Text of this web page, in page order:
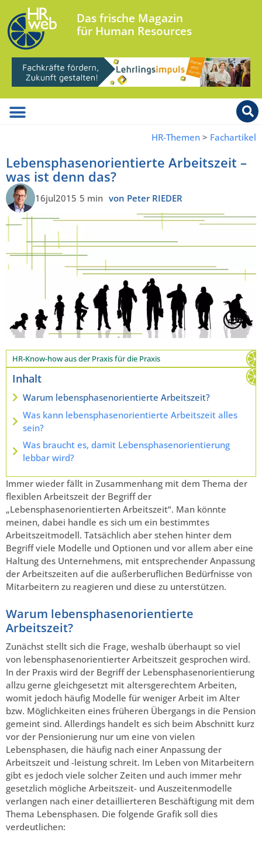
Das frische Magazin
für Human Resources
HR-Themen > Fachartikel
Lebensphasenorientierte Arbeitszeit –
was ist denn das?
16jul2015 5 min von Peter RIEDER
HR-Know-how aus der Praxis für die Praxis
Inhalt
Warum lebensphasenorientierte Arbeitszeit?
Was kann lebensphasenorientierte Arbeitszeit alles
sein?
Was braucht es, damit Lebensphasenorientierung
lebbar wird?
Immer wieder fällt in Zusammenhang mit dem Thema der
flexiblen Arbeitszeit der Begriff der
„Lebensphasenorientierten Arbeitszeit“. Man könnte
meinen, dabei handle es sich um ein bestimmtes
Arbeitszeitmodell. Tatsächlich aber stehen hinter dem
Begriff viele Modelle und Optionen und vor allem aber eine
Haltung des Unternehmens, mit entsprechender Anpassung
der Arbeitszeiten auf die außerberuflichen Bedürfnisse von
Mitarbeitern zu reagieren und diese zu unterstützen.
Warum lebensphasenorientierte
Arbeitszeit?
Zunächst stellt sich die Frage, weshalb überhaupt so viel
von lebensphasenorientierter Arbeitszeit gesprochen wird.
In der Praxis wird der Begriff der Lebensphasenorientierung
allzu gerne gleichgesetzt mit altersgerechtem Arbeiten,
womit jedoch häufig Modelle für weniger Arbeit im Alter
bzw. Möglichkeiten eines früheren Übergangs in die Pension
gemeint sind. Allerdings handelt es sich beim Abschnitt kurz
vor der Pensionierung nur um eine von vielen
Lebensphasen, die häufig nach einer Anpassung der
Arbeitszeit und -leistung schreit. Im Leben von Mitarbeitern
gibt es jedoch viele solcher Zeiten und auch immer mehr
gesetzlich mögliche Arbeitszeit- und Auszeitenmodelle
verlangen nach einer detaillierteren Beschäftigung mit dem
Thema Lebensphasen. Die folgende Grafik soll dies
verdeutlichen: